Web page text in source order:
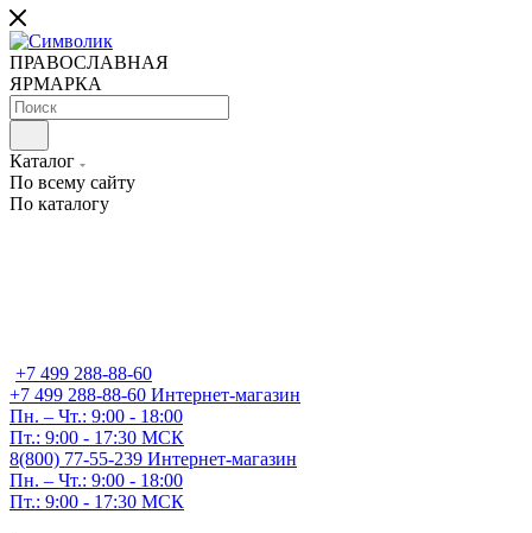
ПРАВОСЛАВНАЯ
ЯРМАРКА
Каталог
По всему сайту
По каталогу
+7 499 288-88-60
+7 499 288-88-60 Интернет-магазин
Пн. – Чт.: 9:00 - 18:00
Пт.: 9:00 - 17:30 МСК
8(800) 77-55-239 Интернет-магазин
Пн. – Чт.: 9:00 - 18:00
Пт.: 9:00 - 17:30 МСК